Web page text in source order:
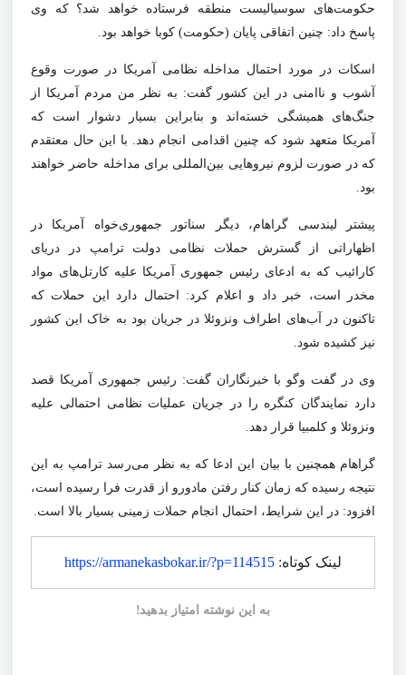
حکومت‌های سوسیالیست منطقه فرستاده خواهد شد؟ که وی
پاسخ داد: چنین اتفاقی پایان (حکومت) کوبا خواهد بود.
اسکات در مورد احتمال مداخله نظامی آمریکا در صورت وقوع
آشوب و ناامنی در این کشور گفت: به نظر من مردم آمریکا از
جنگ‌های همیشگی خسته‌اند و بنابراین بسیار دشوار است که
آمریکا متعهد شود که چنین اقدامی انجام دهد. با این حال معتقدم
که در صورت لزوم نیروهایی بین‌المللی برای مداخله حاضر خواهند
بود.
پیشتر لیندسی گراهام، دیگر سناتور جمهوری‌خواه آمریکا در
اظهاراتی از گسترش حملات نظامی دولت ترامپ در دریای
کارائیب که به ادعای رئیس جمهوری آمریکا علیه کارتل‌های مواد
مخدر است، خبر داد و اعلام کرد: احتمال دارد این حملات که
تاکنون در آب‌های اطراف ونزوئلا در جریان بود به خاک این کشور
نیز کشیده شود.
وی در گفت وگو با خبرنگاران گفت: رئیس جمهوری آمریکا قصد
دارد نمایندگان کنگره را در جریان عملیات نظامی احتمالی علیه
ونزوئلا و کلمبیا قرار دهد.
گراهام همچنین با بیان این ادعا که به نظر می‌رسد ترامپ به این
نتیجه رسیده که زمان کنار رفتن مادورو از قدرت فرا رسیده است،
افزود: در این شرایط، احتمال انجام حملات زمینی بسیار بالا است.
لینک کوتاه: https://armanekasbokar.ir/?p=114515
به این نوشته امتیاز بدهید!